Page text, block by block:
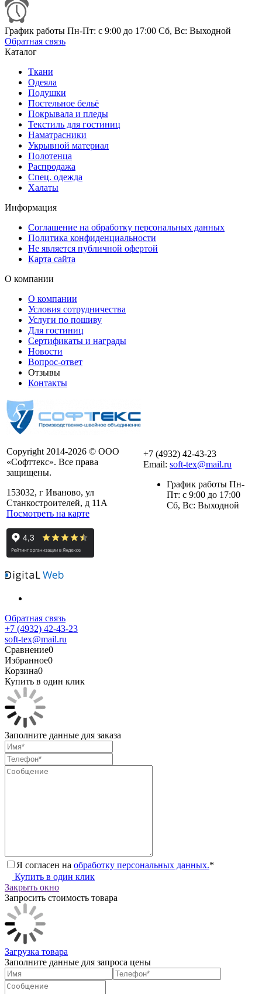
График работы Пн-Пт: с 9:00 до 17:00 Сб, Вс: Выходной
Обратная связь
Каталог
Ткани
Одеяла
Подушки
Постельное бельё
Покрывала и пледы
Текстиль для гостиниц
Наматрасники
Укрывной материал
Полотенца
Распродажа
Спец. одежда
Халаты
Информация
Соглашение на обработку персональных данных
Политика конфиденциальности
Не является публичной офертой
Карта сайта
О компании
О компании
Условия сотрудничества
Услуги по пошиву
Для гостиниц
Сертификаты и награды
Новости
Вопрос-ответ
Отзывы
Контакты
Copyright 2014-2026 © ООО
«Софттекс». Все права
защищены.
153032, г Иваново, ул
Станкостроителей, д 11А
Посмотреть на карте
+7 (4932) 42-43-23
Email: soft-tex@mail.ru
График работы Пн-
Пт: с 9:00 до 17:00
Сб, Вс: Выходной
Обратная связь
+7 (4932) 42-43-23
soft-tex@mail.ru
Сравнение0
Избранное0
Корзина0
Купить в один клик
Заполните данные для заказа
Я согласен на обработку персональных данных.*
Купить в один клик
Закрыть окно
Запросить стоимость товара
Загрузка товара
Заполните данные для запроса цены